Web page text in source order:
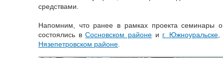
средствами.
Напомним, что ранее в рамках проекта семинары
состоялись вСосновском районеи г. Южноуральске,
Нязепетровском районе